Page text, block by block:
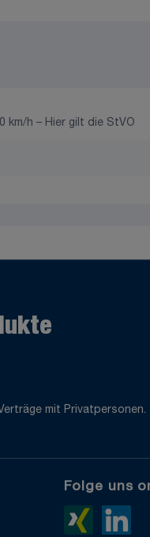
km/h – Hier gilt die StVO
mit Privatpersonen.
Folge uns
Xing>